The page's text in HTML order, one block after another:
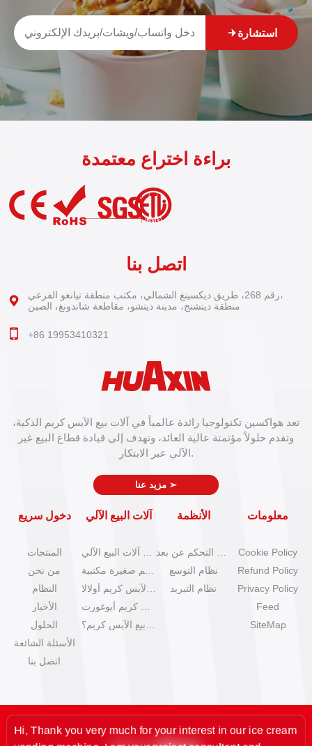
استشارة
تعد هواكسين تكنولوجيا رائدة عالمياً في آلات بيع الآيس كريم الذكية،
وتقدم حلولاً مؤتمتة عالية العائد، وتهدف إلى قيادة قطاع البيع غير
الآلي عبر الابتكار.
➣
دخول سريع
المنتجات
من نحن
النظام
الأخبار
الحلول
الأسئلة الشائعة
اتصل بنا
آلات البيع الآلي الأنظمة
نظام التوسع
نظام التبريد
معلومات
Cookie Policy
Refund Policy
Privacy Policy
Feed
SiteMap
براءة اختراع معتمدة
اتصل بنا
رقم 268، طريق ديكسينغ الشمالي، مكتب منطقة تيانغو الفرعي،
منطقة ديتشنج، مدينة ديتشو، مقاطعة شاندونغ، الصين
+86 19953410321
Hi, Thank you very much for your interest in our ice cream
vending machine. I am your project consultant and